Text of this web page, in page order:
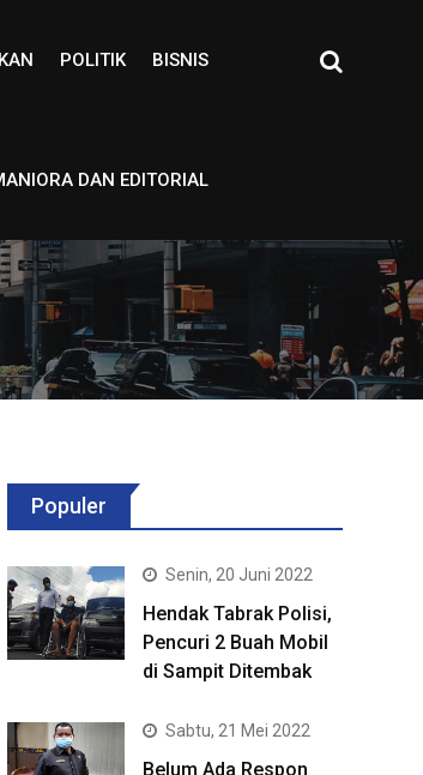
POLITIK BISNIS
DAN EDITORIAL
Populer
Senin, 20 Juni 2022
Hendak Tabrak Polisi,
Pencuri 2 Buah Mobil
di Sampit Ditembak
Sabtu, 21 Mei 2022
Belum Ada Respon